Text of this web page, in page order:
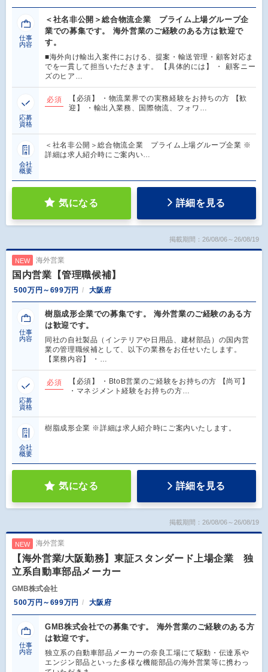
仕事
内容
＜社名非公開＞総合物流企業 プライム上場グループ企
業での募集です。 海外営業のご経験のある方は歓迎で
す。
■海外向け輸出入案件における、提案・輸送管理・顧客対応ま
でを一貫して担当いただきます。 【具体的には】 ・ 顧客ニー
ズのヒア…
応募
資格
必須
【必須】 ・物流業界での実務経験をお持ちの方 【歓
迎】 ・輸出入業務、国際物流、フォワ…
会社
概要
＜社名非公開＞総合物流企業 プライム上場グループ企業 ※
詳細は求人紹介時にご案内い…
気になる 詳細を見る
掲載期間：26/08/06～26/08/19
NEW 海外営業
国内営業【管理職候補】
500万円～699万円 大阪府
仕事
内容
樹脂成形企業での募集です。 海外営業のご経験のある方
は歓迎です。
同社の自社製品（インテリアや日用品、建材部品）の国内営
業の管理職候補として、以下の業務をお任せいたします。
【業務内容】 ・…
応募
資格
必須
【必須】 ・BtoB営業のご経験をお持ちの方 【尚可】
・マネジメント経験をお持ちの方…
会社
概要
樹脂成形企業 ※詳細は求人紹介時にご案内いたします。
気になる 詳細を見る
掲載期間：26/08/06～26/08/19
NEW 海外営業
【海外営業/大阪勤務】東証スタンダード上場企業 独
立系自動車部品メーカー
GMB株式会社
500万円～699万円
大阪府
仕事
内容
GMB株式会社での募集です。 海外営業のご経験のある方
は歓迎です。
独立系の自動車部品メーカーの奈良工場にて駆動・伝達系や
エンジン部品といった多様な機能部品の海外営業等に携わっ